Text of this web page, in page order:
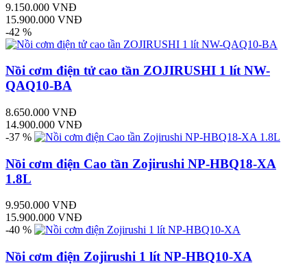
9.150.000 VNĐ
15.900.000 VNĐ
-42 %
Nồi cơm điện tử cao tần ZOJIRUSHI 1 lít NW-
QAQ10-BA
8.650.000 VNĐ
14.900.000 VNĐ
-37 %
Nồi cơm điện Cao tần Zojirushi NP-HBQ18-XA
1.8L
9.950.000 VNĐ
15.900.000 VNĐ
-40 %
Nồi cơm điện Zojirushi 1 lít NP-HBQ10-XA